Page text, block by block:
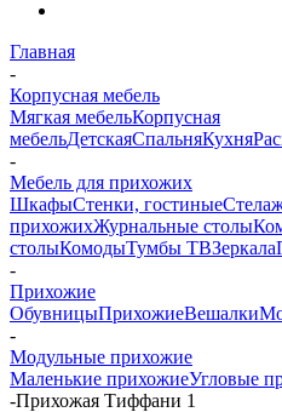
Главная
-
Корпусная мебель
Мягкая мебельКорпусная
мебельДетскаяСпальняКухня
-
Мебель для прихожих
ШкафыСтенки, гостиные
прихожихЖурнальные столы
столыКомодыТумбы ТВЗеркала
-
Прихожие
ОбувницыПрихожиеВешалки
-
Модульные прихожие
Маленькие прихожиеУгловые
-Прихожая Тиффани 1